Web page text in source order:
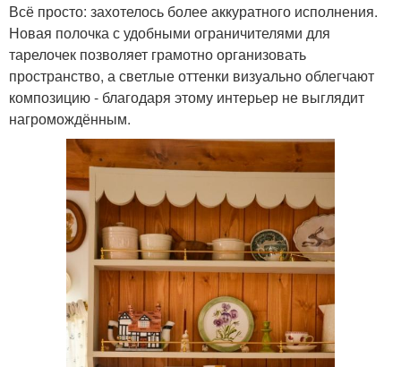
Всё просто: захотелось более аккуратного исполнения.
Новая полочка с удобными ограничителями для
тарелочек позволяет грамотно организовать
пространство, а светлые оттенки визуально облегчают
композицию - благодаря этому интерьер не выглядит
нагромождённым.